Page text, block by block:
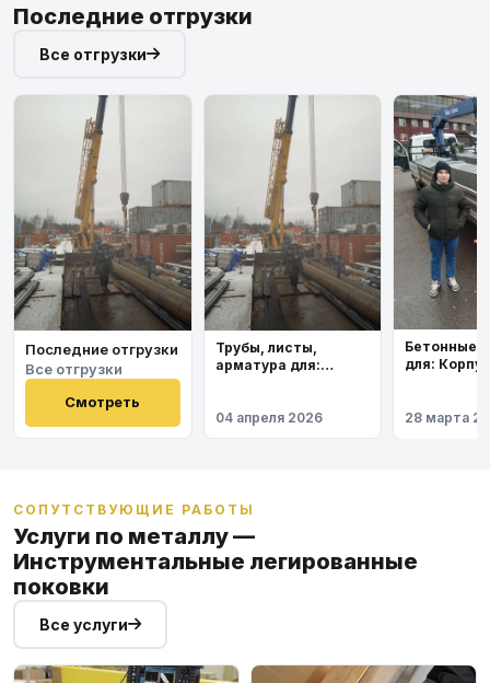
Последние отгрузки
Все отгрузки
Последние отгрузки
Все отгрузки
Смотреть
Трубы, листы,
арматура для:
04 апреля 2026
Бетонные
для:
28 марта
СОПУТСТВУЮЩИЕ РАБОТЫ
Услуги по металлу —
Инструментальные легированные
поковки
Все услуги